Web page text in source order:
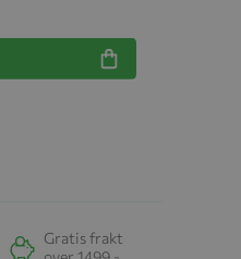
Gratis frakt